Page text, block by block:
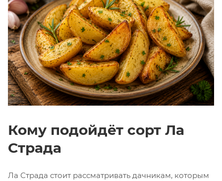
Кому подойдёт сорт Ла
Страда
Ла Страда стоит рассматривать дачникам, которым